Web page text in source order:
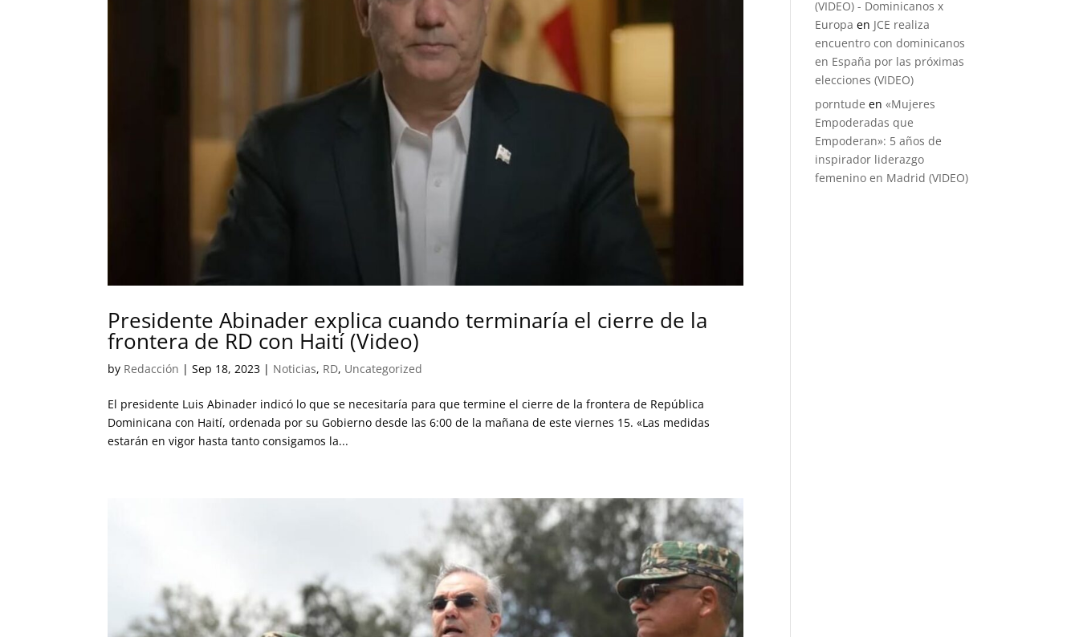
Presidente Abinader explica cuando terminaría el cierre de la
frontera de RD con Haití (Video)
by Redacción |Sep 18, 2023 | Noticias, RD, Uncategorized
El presidente Luis Abinader indicó lo que se necesitaría para que termine el cierre de la frontera de República
Dominicana con Haití, ordenada por su Gobierno desde las 6:00 de la mañana de este viernes 15. «Las medidas
estarán en vigor hasta tanto consigamos la...
(VIDEO) - Dominicanos x
Europa en JCE realiza
encuentro con dominicanos
en España por las próximas
elecciones (VIDEO)
porntude en«Mujeres
Empoderadas que
Empoderan»: 5 años de
inspirador liderazgo
femenino en Madrid (VIDEO)